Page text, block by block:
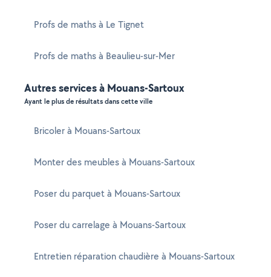
Profs de maths à Le Tignet
Profs de maths à Beaulieu-sur-Mer
Autres services à Mouans-Sartoux
Ayant le plus de résultats dans cette ville
Bricoler à Mouans-Sartoux
Monter des meubles à Mouans-Sartoux
Poser du parquet à Mouans-Sartoux
Poser du carrelage à Mouans-Sartoux
Entretien réparation chaudière à Mouans-Sartoux